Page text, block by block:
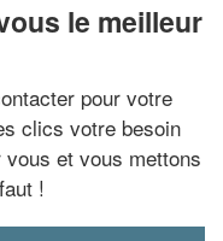
le meilleur
pour votre
clics votre besoin
et vous mettons
!